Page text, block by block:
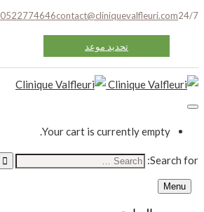
0522774646contact@cliniquevalfleuri.com24/7
تحديد موعد
Your cart is currently empty.
Search for:
Menu